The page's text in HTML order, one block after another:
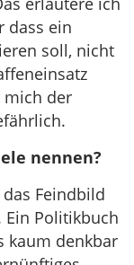
dass ein
soll, nicht
mich der
nennen?
Feindbild
Ein Politikbuch
kaum denkbar